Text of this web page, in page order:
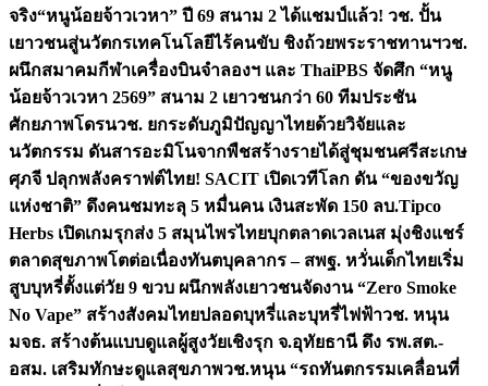
จริง“หนูน้อยจ้าวเวหา” ปี 69 สนาม 2 ได้แชมป์แล้ว! วช. ปั้น
เยาวชนสู่นวัตกรเทคโนโลยีไร้คนขับ ชิงถ้วยพระราชทานฯวช.
ผนึกสมาคมกีฬาเครื่องบินจำลองฯ และ ThaiPBS จัดศึก “หนู
น้อยจ้าวเวหา 2569” สนาม 2 เยาวชนกว่า 60 ทีมประชัน
ศักยภาพโดรนวช. ยกระดับภูมิปัญญาไทยด้วยวิจัยและ
นวัตกรรม ดันสารอะมิโนจากพืชสร้างรายได้สู่ชุมชนศรีสะเกษ
ศุภจี ปลุกพลังคราฟต์ไทย! SACIT เปิดเวทีโลก ดัน “ของขวัญ
แห่งชาติ” ดึงคนชมทะลุ 5 หมื่นคน เงินสะพัด 150 ลบ.Tipco
Herbs เปิดเกมรุกส่ง 5 สมุนไพรไทยบุกตลาดเวลเนส มุ่งชิงแชร์
ตลาดสุขภาพโตต่อเนื่องทันตบุคลากร – สพฐ. หวั่นเด็กไทยเริ่ม
สูบบุหรี่ตั้งแต่วัย 9 ขวบ ผนึกพลังเยาวชนจัดงาน “Zero Smoke
No Vape” สร้างสังคมไทยปลอดบุหรี่และบุหรี่ไฟฟ้าวช. หนุน
มจธ. สร้างต้นแบบดูแลผู้สูงวัยเชิงรุก จ.อุทัยธานี ดึง รพ.สต.-
อสม. เสริมทักษะดูแลสุขภาพวช.หนุน “รถทันตกรรมเคลื่อนที่